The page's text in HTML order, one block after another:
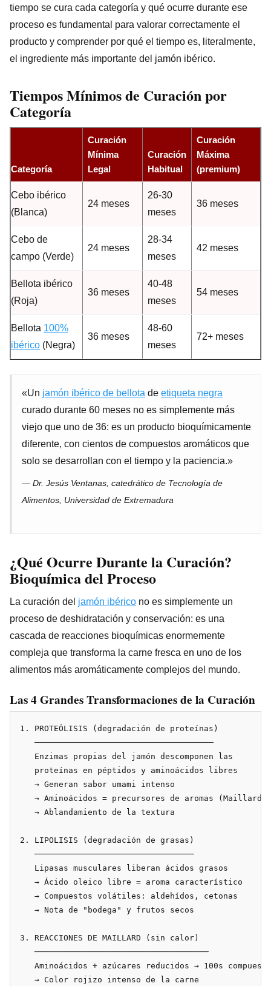
tiempo se cura cada categoría y qué ocurre durante ese
proceso es fundamental para valorar correctamente el
producto y comprender por qué el tiempo es, literalmente,
el ingrediente más importante del jamón ibérico.
Tiempos Mínimos de Curación por
Categoría
Categoría
Curación
Mínima
Legal
Curación
Habitual
Curación
Máxima
(premium)
Cebo ibérico
(Blanca)
24 meses
26-30
meses
36 meses
Cebo de
campo (Verde)
24 meses
28-34
meses
42 meses
Bellota ibérico
(Roja)
36 meses
40-48
meses
54 meses
Bellota 100%
ibérico (Negra)
36 meses
48-60
meses
72+ meses
«Un jamón ibérico de bellota de etiqueta negra
curado durante 60 meses no es simplemente más
viejo que uno de 36: es un producto bioquímicamente
diferente, con cientos de compuestos aromáticos que
solo se desarrollan con el tiempo y la paciencia.»
— Dr. Jesús Ventanas, catedrático de Tecnología de
Alimentos, Universidad de Extremadura
¿Qué Ocurre Durante la Curación?
Bioquímica del Proceso
La curación del jamón ibérico no es simplemente un
proceso de deshidratación y conservación: es una
cascada de reacciones bioquímicas enormemente
compleja que transforma la carne fresca en uno de los
alimentos más aromáticamente complejos del mundo.
Las 4 Grandes Transformaciones de la Curación
1. PROTEÓLISIS (degradación de proteínas)
   ─────────────────────────────────────
   Enzimas propias del jamón descomponen las
   proteínas en péptidos y aminoácidos libres
   → Generan sabor umami intenso
   → Aminoácidos = precursores de aromas (Maillard)
   → Ablandamiento de la textura
2. LIPOLISIS (degradación de grasas)
   ─────────────────────────────────
   Lipasas musculares liberan ácidos grasos
   → Ácido oleico libre = aroma característico
   → Compuestos volátiles: aldehídos, cetonas
   → Nota de "bodega" y frutos secos
3. REACCIONES DE MAILLARD (sin calor)
   ────────────────────────────────────
Aminoácidos + azúcares reducidos → 100s
   → Color rojizo intenso de la carne